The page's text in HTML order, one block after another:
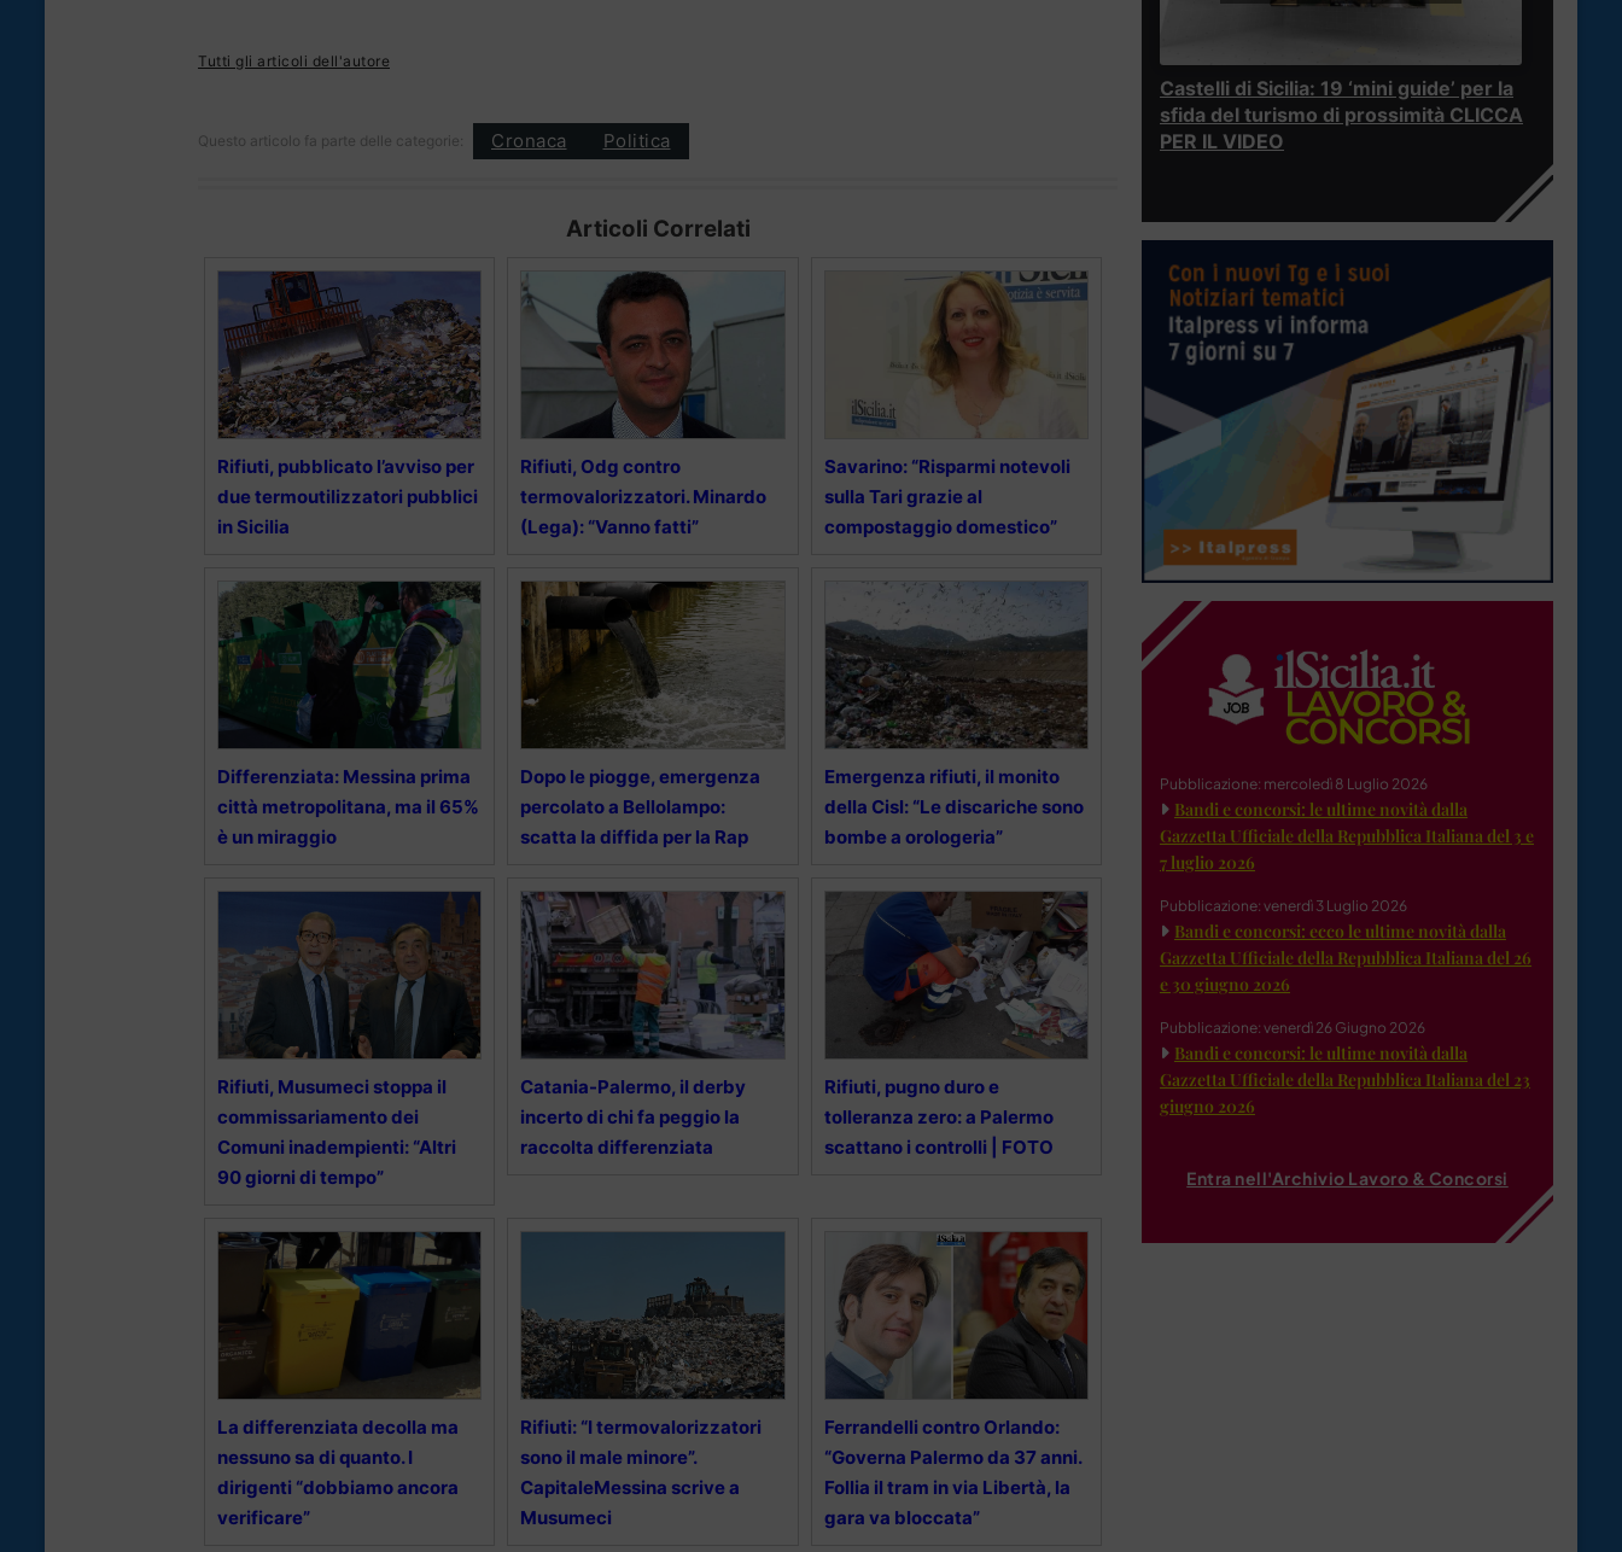
Tutti gli articoli dell'autore
Questo articolo fa parte delle categorie: Cronaca Politica
Articoli Correlati
Rifiuti, pubblicato l’avviso per
due termoutilizzatori pubblici
in Sicilia
Rifiuti, Odg contro
termovalorizzatori. Minardo
(Lega): “Vanno fatti”
Savarino: “Risparmi notevoli
sulla Tari grazie al
compostaggio domestico”
Differenziata: Messina prima
città metropolitana, ma il 65%
è un miraggio
Dopo le piogge, emergenza
percolato a Bellolampo:
scatta la diffida per la Rap
Emergenza rifiuti, il monito
della Cisl: “Le discariche sono
bombe a orologeria”
Rifiuti, Musumeci stoppa il
commissariamento dei
Comuni inadempienti: “Altri
90 giorni di tempo”
Catania-Palermo, il derby
incerto di chi fa peggio la
raccolta differenziata
Rifiuti, pugno duro e
tolleranza zero: a Palermo
scattano i controlli | FOTO
La differenziata decolla ma
nessuno sa di quanto. I
dirigenti “dobbiamo ancora
verificare”
Rifiuti: “I termovalorizzatori
sono il male minore”.
CapitaleMessina scrive a
Musumeci
Ferrandelli contro Orlando:
“Governa Palermo da 37 anni.
Follia il tram in via Libertà, la
gara va bloccata”
Castelli di Sicilia: 19 ‘mini guide’ per la
sfida del turismo di prossimità CLICCA
PER IL VIDEO
Pubblicazione: mercoledì 8 Luglio 2026
Bandi e concorsi: le ultime novità dalla
Gazzetta Ufficiale della Repubblica Italiana del 3 e
7 luglio 2026
Pubblicazione: venerdì 3 Luglio 2026
Bandi e concorsi: ecco le ultime novità dalla
Gazzetta Ufficiale della Repubblica Italiana del 26
e 30 giugno 2026
Pubblicazione: venerdì 26 Giugno 2026
Bandi e concorsi: le ultime novità dalla
Gazzetta Ufficiale della Repubblica Italiana del 23
giugno 2026
Entra nell'Archivio Lavoro & Concorsi